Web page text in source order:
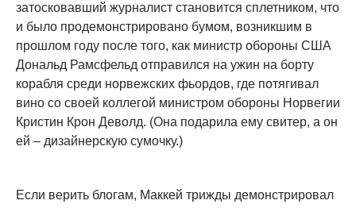
затосковавший журналист становится сплетником, что
и было продемонстрировано бумом, возникшим в
прошлом году после того, как министр обороны США
Дональд Рамсфельд отправился на ужин на борту
корабля среди норвежских фьордов, где потягивал
вино со своей коллегой министром обороны Норвегии
Кристин Крон Деволд. (Она подарила ему свитер, а он
ей – дизайнерскую сумочку.)
Если верить блогам, Маккей трижды демонстрировал